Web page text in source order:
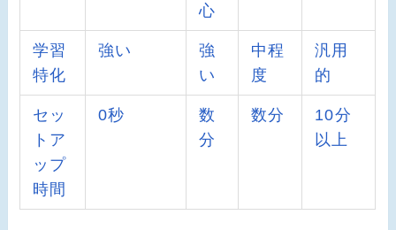
心
学習
特化
強い
強
い
中程
度
汎用
的
セッ
トア
ップ
時間
0秒
数
分
数分
10分
以上